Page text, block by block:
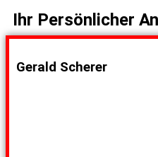
Ihr Persönlicher
Gerald Scherer